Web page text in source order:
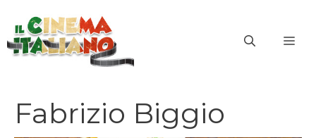
contenuto
Fabrizio Biggio